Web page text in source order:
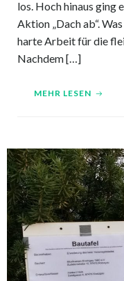
los. Hoch hinaus ging
Aktion „Dach ab“.
harte Arbeit für die
Nachdem […]
MEHR LESEN